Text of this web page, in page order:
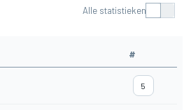
Alle statistieken
#
5